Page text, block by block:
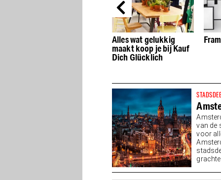
Alles wat gelukkig
maakt koop je bij Kauf
Dich Glücklich
van de
voor